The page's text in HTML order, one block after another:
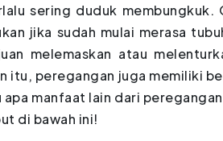
sering duduk membungkuk.
jika sudah mulai merasa
melemaskan atau
itu, peregangan juga memiliki
apa manfaat lain dari
di bawah ini!